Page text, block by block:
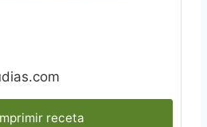
receta